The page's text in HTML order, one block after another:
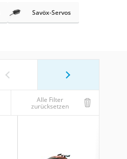
Savöx-Servos
Alle Filter
zurücksetzen